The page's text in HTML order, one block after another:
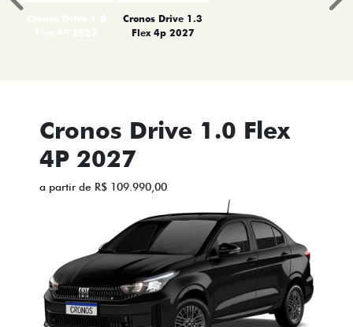
Cronos Drive 1.3
Flex 4p 2027
Anterior
Cronos Drive 1.0 Flex
4P 2027
a partir de R$ 109.990,00